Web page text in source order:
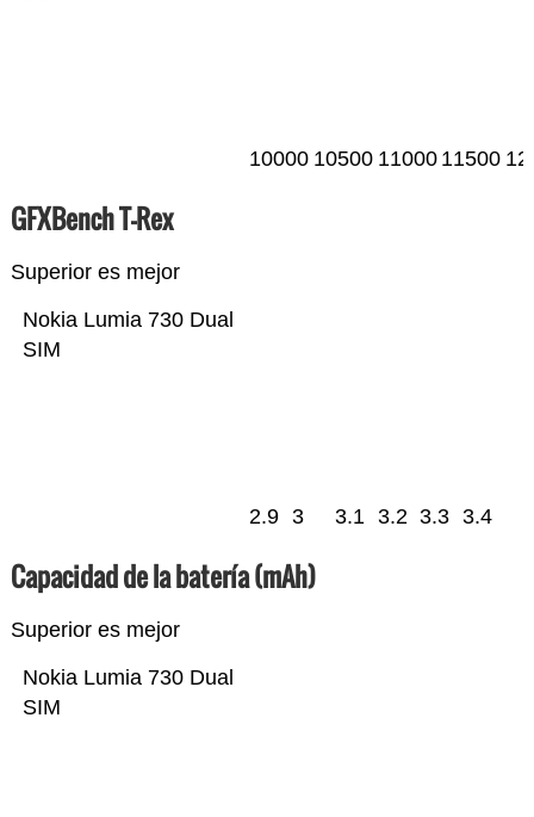
10000 10500 11000 11500
GFXBench T-Rex
Superior es mejor
Nokia Lumia 730 Dual
SIM
2.9 3 3.1 3.2 3.3 3.4
Capacidad de la batería (mAh)
Superior es mejor
Nokia Lumia 730 Dual
SIM